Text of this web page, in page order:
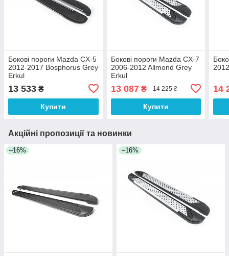
Бокові пороги Mazda CX-5
2012-2017 Bosphorus Grey
Erkul
13 533 ₴
Купити
Бокові пороги Mazda CX-7
2006-2012 Allmond Grey
Erkul
13 087₴ 14 225 ₴
Купити
14
Акційні пропозиції та новинки
–16% –16%